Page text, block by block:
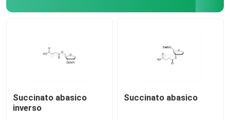
Succinato abasico
inverso
Succinato abasico